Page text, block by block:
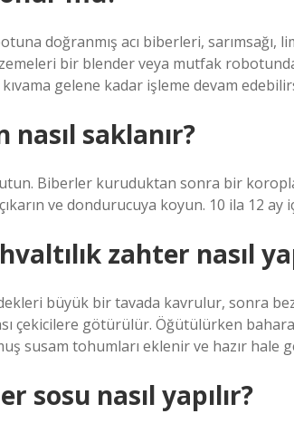
doğranmış acı biberleri, sarımsağı,
bir blender veya mutfak
gelene kadar işleme devam
nasıl saklanır?
Biberler kuruduktan sonra bir
ve dondurucuya koyun. 10 ila 12
zahter nasıl
büyük bir tavada kavrulur, sonra
çekicilere götürülür. Öğütülürken
susam tohumları eklenir ve hazır hale
sosu nasıl yapılır?